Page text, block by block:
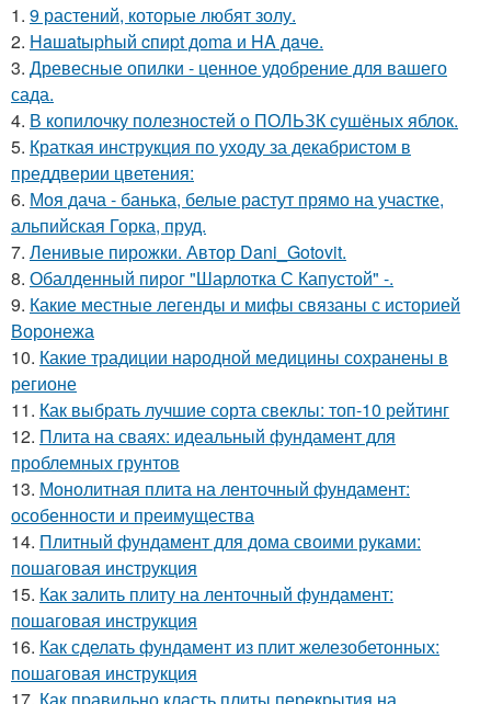
1. 9 растений, которые любят золу.
2. Haшatыphый cпиpt дoma и HA дaчe.
3. Древесные опилки - ценное удобрение для вашего
сада.
4. В копилочку полезностей о ПОЛЬЗК сушёных яблок.
5. Краткая инструкция по уходу за декабристом в
преддверии цветения:
6. Моя дача - банька, белые растут прямо на участке,
альпийская Горка, пруд.
7. Ленивые пирожки. Автор Dani_Gotovit.
8. Обалденный пирог "Шарлотка С Капустой" -.
9. Какие местные легенды и мифы связаны с историей
Воронежа
10. Какие традиции народной медицины сохранены в
регионе
11. Как выбрать лучшие сорта свеклы: топ-10 рейтинг
12. Плита на сваях: идеальный фундамент для
проблемных грунтов
13. Монолитная плита на ленточный фундамент:
особенности и преимущества
14. Плитный фундамент для дома своими руками:
пошаговая инструкция
15. Как залить плиту на ленточный фундамент:
пошаговая инструкция
16. Как сделать фундамент из плит железобетонных:
пошаговая инструкция